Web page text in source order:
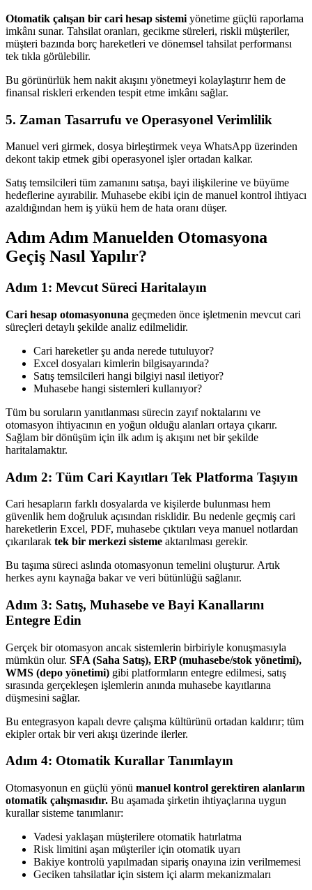
Otomatik çalışan bir cari hesap sistemi yönetime güçlü raporlama
imkânı sunar. Tahsilat oranları, gecikme süreleri, riskli müşteriler,
müşteri bazında borç hareketleri ve dönemsel tahsilat performansı
tek tıkla görülebilir.
Bu görünürlük hem nakit akışını yönetmeyi kolaylaştırır hem de
finansal riskleri erkenden tespit etme imkânı sağlar.
5. Zaman Tasarrufu ve Operasyonel Verimlilik
Manuel veri girmek, dosya birleştirmek veya WhatsApp üzerinden
dekont takip etmek gibi operasyonel işler ortadan kalkar.
Satış temsilcileri tüm zamanını satışa, bayi ilişkilerine ve büyüme
hedeflerine ayırabilir. Muhasebe ekibi için de manuel kontrol ihtiyacı
azaldığından hem iş yükü hem de hata oranı düşer.
Adım Adım Manuelden Otomasyona
Geçiş Nasıl Yapılır?
Adım 1: Mevcut Süreci Haritalayın
Cari hesap otomasyonuna geçmeden önce işletmenin mevcut cari
süreçleri detaylı şekilde analiz edilmelidir.
Cari hareketler şu anda nerede tutuluyor?
Excel dosyaları kimlerin bilgisayarında?
Satış temsilcileri hangi bilgiyi nasıl iletiyor?
Muhasebe hangi sistemleri kullanıyor?
Tüm bu soruların yanıtlanması sürecin zayıf noktalarını ve
otomasyon ihtiyacının en yoğun olduğu alanları ortaya çıkarır.
Sağlam bir dönüşüm için ilk adım iş akışını net bir şekilde
haritalamaktır.
Adım 2: Tüm Cari Kayıtları Tek Platforma Taşıyın
Cari hesapların farklı dosyalarda ve kişilerde bulunması hem
güvenlik hem doğruluk açısından risklidir. Bu nedenle geçmiş cari
hareketlerin Excel, PDF, muhasebe çıktıları veya manuel notlardan
çıkarılarak tek bir merkezi sisteme aktarılması gerekir.
Bu taşıma süreci aslında otomasyonun temelini oluşturur. Artık
herkes aynı kaynağa bakar ve veri bütünlüğü sağlanır.
Adım 3: Satış, Muhasebe ve Bayi Kanallarını
Entegre Edin
Gerçek bir otomasyon ancak sistemlerin birbiriyle konuşmasıyla
mümkün olur. SFA (Saha Satış), ERP (muhasebe/stok yönetimi),
WMS (depo yönetimi) gibi platformların entegre edilmesi, satış
sırasında gerçekleşen işlemlerin anında muhasebe kayıtlarına
düşmesini sağlar.
Bu entegrasyon kapalı devre çalışma kültürünü ortadan kaldırır; tüm
ekipler ortak bir veri akışı üzerinde ilerler.
Adım 4: Otomatik Kurallar Tanımlayın
Otomasyonun en güçlü yönü manuel kontrol gerektiren alanların
otomatik çalışmasıdır. Bu aşamada şirketin ihtiyaçlarına uygun
kurallar sisteme tanımlanır:
Vadesi yaklaşan müşterilere otomatik hatırlatma
Risk limitini aşan müşteriler için otomatik uyarı
Bakiye kontrolü yapılmadan sipariş onayına izin verilmemesi
Geciken tahsilatlar için sistem içi alarm mekanizmaları